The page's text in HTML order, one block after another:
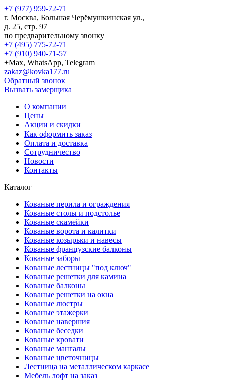
+7 (977) 959-72-71
г. Москва, Большая Черёмушкинская ул.,
д. 25, стр. 97
по предварительному звонку
+7 (495) 775-72-71
+7 (910) 940-71-57
+Max, WhatsApp, Telegram
zakaz@kovka177.ru
Обратный звонок
Вызвать замерщика
О компании
Цены
Акции и скидки
Как оформить заказ
Оплата и доставка
Сотрудничество
Новости
Контакты
Каталог
Кованые перила и ограждения
Кованые столы и подстолье
Кованые скамейки
Кованые ворота и калитки
Кованые козырьки и навесы
Кованые французские балконы
Кованые заборы
Кованые лестницы "под ключ"
Кованые решетки для камина
Кованые балконы
Кованые решетки на окна
Кованые люстры
Кованые этажерки
Кованые навершия
Кованые беседки
Кованые кровати
Кованые мангалы
Кованые цветочницы
Лестница на металлическом каркасе
Мебель лофт на заказ